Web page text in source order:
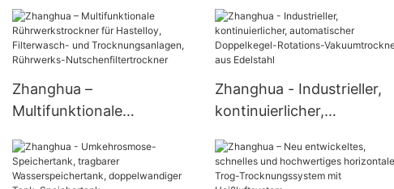
kontinuierliche
Reaktionskessel
Inhaltsstoffe
Rührnutschenfilter
Vakuumfilter
Rührnutschenfilter
Zhanghua –
Multifunktionale
Hastelloy, Filterwasch-
und Trocknungsanlagen,
Zhanghua - Industrieller,
kontinuierlicher,
Doppelkegel-Rotations-
Vakuumtrockner aus